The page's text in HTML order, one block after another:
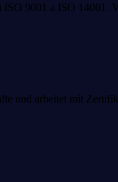
9001 a ISO 14001.
und arbeitet mit